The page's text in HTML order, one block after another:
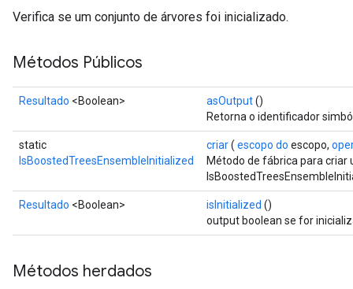
Verifica se um conjunto de árvores foi inicializado.
Métodos Públicos
Resultado <Boolean> asOutput()
Retorna o identificador
static
IsBoostedTreesEnsembleInitialized
criar( escopo do escopo,
Método de fábrica para criar
Resultado <Boolean> isInitialized ()
output boolean se for
Métodos herdados